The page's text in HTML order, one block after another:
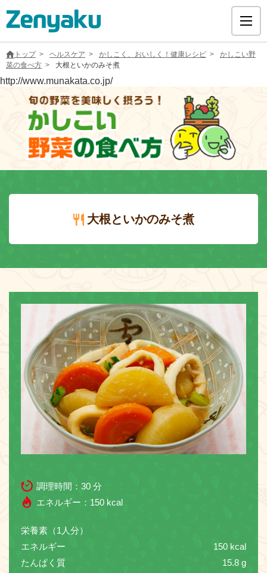
グループについて
サステナビリティ
トップ ヘルスケア かしこく、おいしく！健康レシピ
かしこい野
菜の食べ方
大根といかのみそ煮
http://www.munakata.co.jp/
大根といかのみそ煮
調理時間： 30 分
エネルギー： 150 kcal
栄養素（1人分）
エネルギー
150 kcal
たんぱく質
15.8 g